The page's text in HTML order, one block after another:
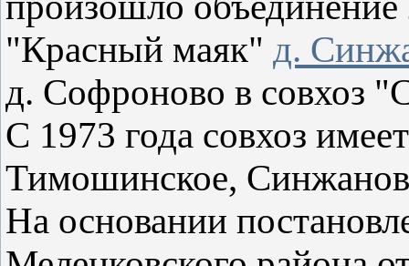
"Красный маяк" д.
д. Софроново в совхоз
С 1973 года совхоз
Тимошинское,
На основании